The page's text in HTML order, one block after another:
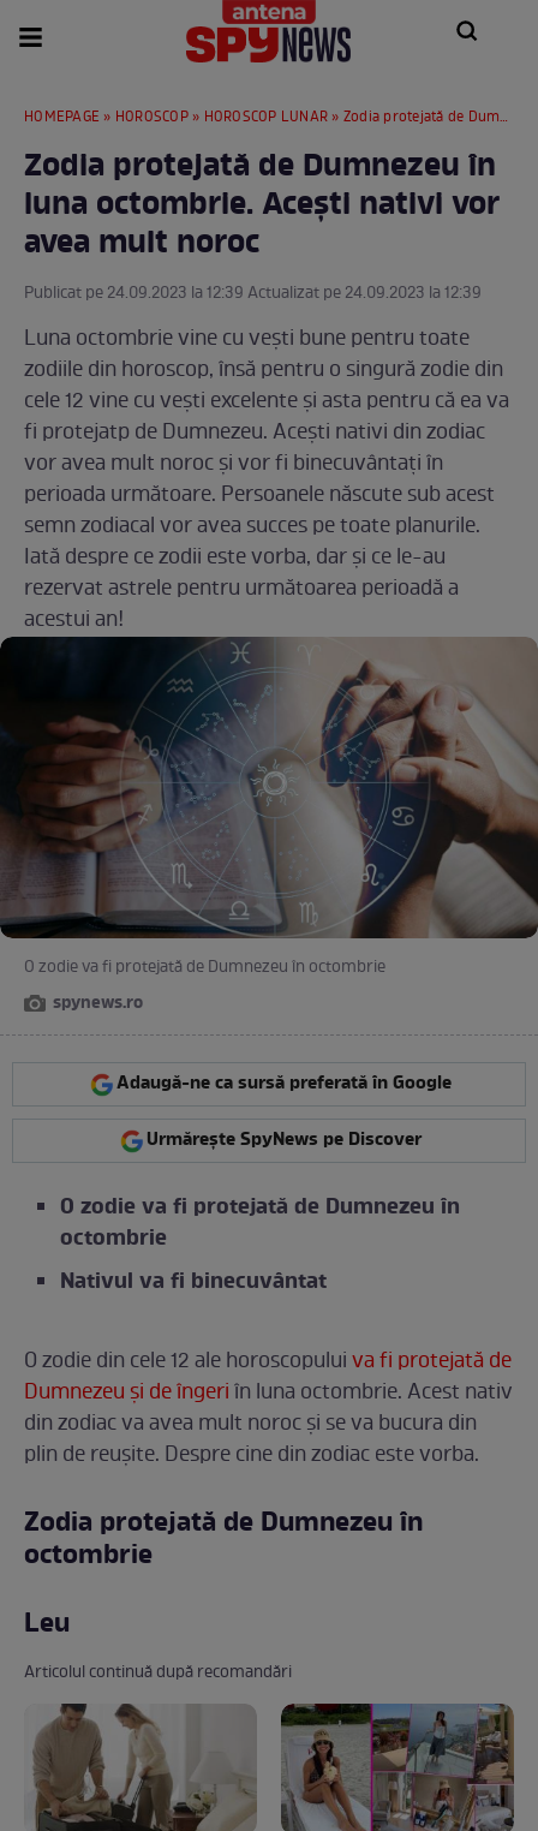
HOMEPAGE » HOROSCOP» HOROSCOP LUNAR » Zodia protejată de Dumnezeu în luna octombrie. Acești nativi vor avea mult noroc
Zodia protejată de Dumnezeu în
luna octombrie. Acești nativi vor
avea mult noroc
Publicat pe 24.09.2023 la 12:39 Actualizat pe 24.09.2023 la 12:39
Luna octombrie vine cu vești bune pentru toate
zodiile din horoscop, însă pentru o singură zodie din
cele 12 vine cu vești excelente și asta pentru că ea va
fi protejatp de Dumnezeu. Acești nativi din zodiac
vor avea mult noroc și vor fi binecuvântați în
perioada următoare. Persoanele născute sub acest
semn zodiacal vor avea succes pe toate planurile.
Iată despre ce zodii este vorba, dar și ce le-au
rezervat astrele pentru următoarea perioadă a
acestui an!
O zodie va fi protejată de Dumnezeu în octombrie
spynews.ro
Adaugă-ne ca sursă preferată în Google
Urmărește SpyNews pe Discover
O zodie va fi protejată de Dumnezeu în
octombrie
Nativul va fi binecuvântat
O zodie din cele 12 ale horoscopuluiva fi protejată de
Dumnezeu și de îngeriîn luna octombrie. Acest nativ
din zodiac va avea mult noroc și se va bucura din
plin de reușite. Despre cine din zodiac este vorba.
Zodia protejată de Dumnezeu în
octombrie
Leu
Articolul continuă după recomandări